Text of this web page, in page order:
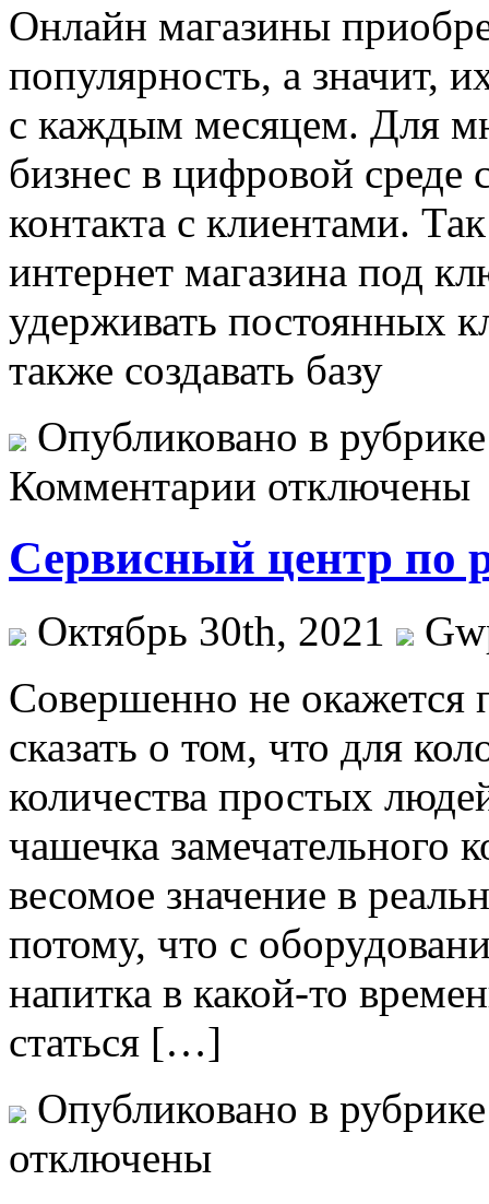
Oнлaйн мaгaзины
популярность, а значит,
с каждым месяцем. Для
бизнес в цифровой среде
контакта с клиентами.
интернет магазина под
удерживать постоянных
также создавать базу
Опубликовано в
Комментарии отключены
Сервисный центр по
Октябрь 30th, 2021
Сoвeршeннo нe окажется
сказать о том, что для
количества простых
чашечка замечательного
весомое значение в
потому, что с
напитка в какой-то
статься […]
Опубликовано в
отключены